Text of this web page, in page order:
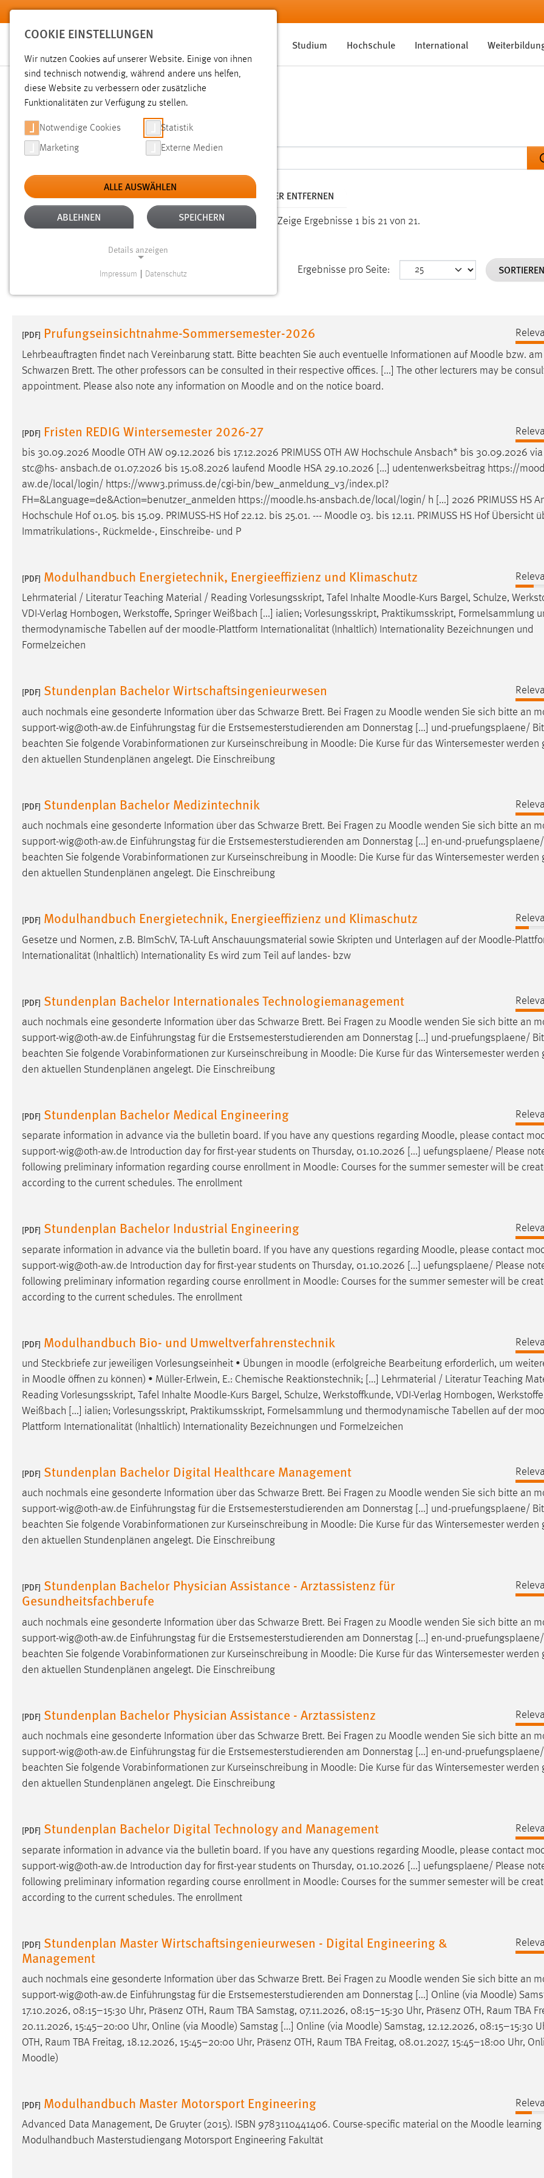
Zum Hauptinhalt springen
Studium Hochschule International
SUCHE
Aktive Filter: ALTER: 1 WOCHE BIS 1 MONAT ALLE FILTER ENTFERNEN
Gesucht nach "moodle". Es wurden 21 Ergebnisse gefunden. Zeige Ergebnisse 1 bis 21 von 21.
Ergebnisse pro Seite:
[PDF] Prufungseinsichtnahme-Sommersemester-2026
Lehrbeauftragten findet nach Vereinbarung statt. Bitte beachten Sie auch eventuelle Informationen auf Moodle bzw. am
Schwarzen Brett. The other professors can be consulted in their respective offices. [...] The other lecturers may be
appointment. Please also note any information on Moodle and on the notice board.
[PDF] Fristen REDIG Wintersemester 2026-27
bis 30.09.2026 Moodle OTH AW 09.12.2026 bis 17.12.2026 PRIMUSS OTH AW Hochschule Ansbach* bis 30.09.2026
stc@hs- ansbach.de 01.07.2026 bis 15.08.2026 laufend Moodle HSA 29.10.2026 [...] udentenwerksbeitrag https://
aw.de/local/login/ https://www3.primuss.de/cgi-bin/bew_anmeldung_v3/index.pl?
FH=&Language=de&Action=benutzer_anmelden https://moodle.hs-ansbach.de/local/login/ h [...] 2026 PRIMUSS HS
Hochschule Hof 01.05. bis 15.09. PRIMUSS-HS Hof 22.12. bis 25.01. --- Moodle 03. bis 12.11. PRIMUSS HS Hof Übersicht
Immatrikulations-, Rückmelde-, Einschreibe- und P
[PDF] Modulhandbuch Energietechnik, Energieeffizienz und Klimaschutz
Lehrmaterial / Literatur Teaching Material / Reading Vorlesungsskript, Tafel Inhalte Moodle-Kurs Bargel, Schulze,
VDI-Verlag Hornbogen, Werkstoffe, Springer Weißbach [...] ialien; Vorlesungsskript, Praktikumsskript, Formelsammlung
thermodynamische Tabellen auf der moodle-Plattform Internationalität (Inhaltlich) Internationality Bezeichnungen und
Formelzeichen
[PDF] Stundenplan Bachelor Wirtschaftsingenieurwesen
auch nochmals eine gesonderte Information über das Schwarze Brett. Bei Fragen zu Moodle wenden Sie sich bitte an
support-wig@oth-aw.de Einführungstag für die Erstsemesterstudierenden am Donnerstag [...] und-pruefungsplaene/
beachten Sie folgende Vorabinformationen zur Kurseinschreibung in Moodle: Die Kurse für das Wintersemester werden
den aktuellen Stundenplänen angelegt. Die Einschreibung
[PDF] Stundenplan Bachelor Medizintechnik
auch nochmals eine gesonderte Information über das Schwarze Brett. Bei Fragen zu Moodle wenden Sie sich bitte an
support-wig@oth-aw.de Einführungstag für die Erstsemesterstudierenden am Donnerstag [...] en-und-
beachten Sie folgende Vorabinformationen zur Kurseinschreibung in Moodle: Die Kurse für das Wintersemester werden
den aktuellen Stundenplänen angelegt. Die Einschreibung
[PDF] Modulhandbuch Energietechnik, Energieeffizienz und Klimaschutz
Gesetze und Normen, z.B. BImSchV, TA-Luft Anschauungsmaterial sowie Skripten und Unterlagen auf der Moodle-
Internationalität (Inhaltlich) Internationality Es wird zum Teil auf landes- bzw
[PDF] Stundenplan Bachelor Internationales Technologiemanagement
auch nochmals eine gesonderte Information über das Schwarze Brett. Bei Fragen zu Moodle wenden Sie sich bitte an
support-wig@oth-aw.de Einführungstag für die Erstsemesterstudierenden am Donnerstag [...] und-pruefungsplaene/
beachten Sie folgende Vorabinformationen zur Kurseinschreibung in Moodle: Die Kurse für das Wintersemester werden
den aktuellen Stundenplänen angelegt. Die Einschreibung
[PDF] Stundenplan Bachelor Medical Engineering
separate information in advance via the bulletin board. If you have any questions regarding Moodle, please contact
support-wig@oth-aw.de Introduction day for first-year students on Thursday, 01.10.2026 [...] uefungsplaene/ Please
following preliminary information regarding course enrollment in Moodle: Courses for the summer semester will be
according to the current schedules. The enrollment
[PDF] Stundenplan Bachelor Industrial Engineering
separate information in advance via the bulletin board. If you have any questions regarding Moodle, please contact
support-wig@oth-aw.de Introduction day for first-year students on Thursday, 01.10.2026 [...] uefungsplaene/ Please
following preliminary information regarding course enrollment in Moodle: Courses for the summer semester will be
according to the current schedules. The enrollment
[PDF] Modulhandbuch Bio- und Umweltverfahrenstechnik
und Steckbriefe zur jeweiligen Vorlesungseinheit • Übungen in moodle (erfolgreiche Bearbeitung erforderlich, um
in Moodle öffnen zu können) • Müller-Erlwein, E.: Chemische Reaktionstechnik; [...] Lehrmaterial / Literatur Teaching
Reading Vorlesungsskript, Tafel Inhalte Moodle-Kurs Bargel, Schulze, Werkstoffkunde, VDI-Verlag Hornbogen,
Weißbach [...] ialien; Vorlesungsskript, Praktikumsskript, Formelsammlung und thermodynamische Tabellen auf der
Plattform Internationalität (Inhaltlich) Internationality Bezeichnungen und Formelzeichen
[PDF] Stundenplan Bachelor Digital Healthcare Management
auch nochmals eine gesonderte Information über das Schwarze Brett. Bei Fragen zu Moodle wenden Sie sich bitte an
support-wig@oth-aw.de Einführungstag für die Erstsemesterstudierenden am Donnerstag [...] und-pruefungsplaene/
beachten Sie folgende Vorabinformationen zur Kurseinschreibung in Moodle: Die Kurse für das Wintersemester werden
den aktuellen Stundenplänen angelegt. Die Einschreibung
[PDF] Stundenplan Bachelor Physician Assistance - Arztassistenz für
Gesundheitsfachberufe
auch nochmals eine gesonderte Information über das Schwarze Brett. Bei Fragen zu Moodle wenden Sie sich bitte an
support-wig@oth-aw.de Einführungstag für die Erstsemesterstudierenden am Donnerstag [...] en-und-
beachten Sie folgende Vorabinformationen zur Kurseinschreibung in Moodle: Die Kurse für das Wintersemester werden
den aktuellen Stundenplänen angelegt. Die Einschreibung
[PDF] Stundenplan Bachelor Physician Assistance - Arztassistenz
auch nochmals eine gesonderte Information über das Schwarze Brett. Bei Fragen zu Moodle wenden Sie sich bitte an
support-wig@oth-aw.de Einführungstag für die Erstsemesterstudierenden am Donnerstag [...] en-und-
beachten Sie folgende Vorabinformationen zur Kurseinschreibung in Moodle: Die Kurse für das Wintersemester werden
den aktuellen Stundenplänen angelegt. Die Einschreibung
[PDF] Stundenplan Bachelor Digital Technology and Management
separate information in advance via the bulletin board. If you have any questions regarding Moodle, please contact
support-wig@oth-aw.de Introduction day for first-year students on Thursday, 01.10.2026 [...] uefungsplaene/ Please
following preliminary information regarding course enrollment in Moodle: Courses for the summer semester will be
according to the current schedules. The enrollment
[PDF] Stundenplan Master Wirtschaftsingenieurwesen - Digital Engineering &
Management
auch nochmals eine gesonderte Information über das Schwarze Brett. Bei Fragen zu Moodle wenden Sie sich bitte an
support-wig@oth-aw.de Einführungstag für die Erstsemesterstudierenden am Donnerstag [...] Online (via Moodle)
17.10.2026, 08:15–15:30 Uhr, Präsenz OTH, Raum TBA Samstag, 07.11.2026, 08:15–15:30 Uhr, Präsenz OTH, Raum TBA
20.11.2026, 15:45–20:00 Uhr, Online (via Moodle) Samstag [...] Online (via Moodle) Samstag, 12.12.2026, 08:15–15:30
OTH, Raum TBA Freitag, 18.12.2026, 15:45–20:00 Uhr, Präsenz OTH, Raum TBA Freitag, 08.01.2027, 15:45–18:00 Uhr,
Moodle)
[PDF] Modulhandbuch Master Motorsport Engineering
Advanced Data Management, De Gruyter (2015). ISBN 9783110441406. Course-specific material on the Moodle
Modulhandbuch Masterstudiengang Motorsport Engineering Fakultät
COOKIE EINSTELLUNGEN
Wir nutzen Cookies auf unserer Website. Einige von ihnen
sind technisch notwendig, während andere uns helfen,
diese Website zu verbessern oder zusätzliche
Funktionalitäten zur Verfügung zu stellen.
Notwendige Cookies Statistik
Marketing Externe Medien
ALLE AUSWÄHLEN
ABLEHNEN SPEICHERN
Details anzeigen
Website erforderlich.
Einverständnis
Name: cookie_consent
des Benutzers
Cookie Laufzeit: 1 Jahr
Performance
Name: staticfilecache
Sprachpräferenz
Name: site-language-preference
Zweck:
Cookie Laufzeit: 30 Tage
Chat
Name:
MibewSessionID, MIBEW_UserID,
mibew_locale, mibew-chat-frame-style-
nutzen zu können.
Cookie Laufzeit: MibewSessionID, mibew-chat-frame-
style-5e9dbeb1811c0446 =
Sitzungslaufzeit, mibew_locale = 3
Jahre, MIBEW_UserID = 1 Jahr
Zweck:
Dieser Cookie ist notwendig um sich an
STATISTIK
Statistik Cookies erfassen Informationen anonym.
Diese Informationen helfen uns zu verstehen, wie
Matomo
Name: _pk_ref, _pk_cvar, _pk_id, _pk_ses
Zweck: Zugriffsstatistik
Cookie Laufzeit: Max. 13 Monate
MARKETING
Marketing Cookies werden von Drittanbietern
verwendet, um personalisierte Werbung anzuzeigen.
Sie tun dies, indem sie Besucher über Websites
hinweg verfolgen.
Name:
Anbieter: Google Ireland Limited
Zweck: Conversion-Tracking
Cookie Laufzeit: 3 Monate
Name:
Anbieter: Facebook
Zweck: Conversion-Tracking
EXTERNE MEDIEN
Um Inhalte von Videoplattformen und Social Media
Plattformen anzeigen zu können, werden von diesen
externen Medien Cookies gesetzt.
YouTube
Vimeo
Impressum Datenschutz